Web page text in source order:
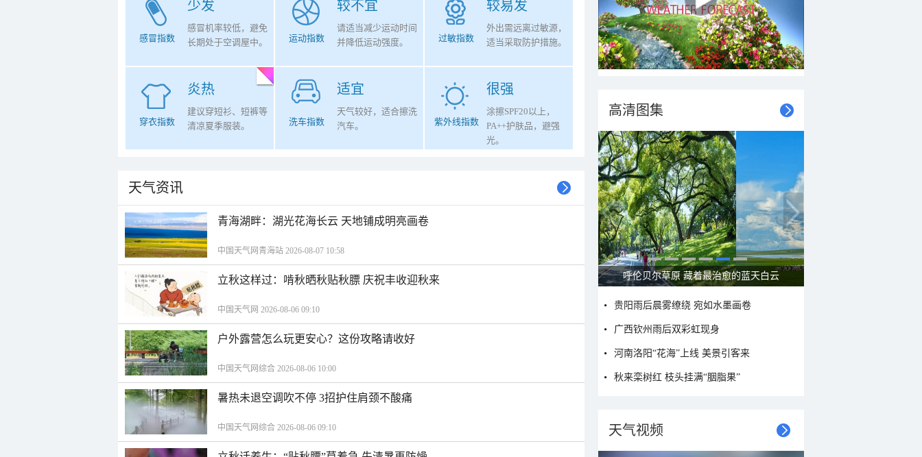
少发
感冒指数
感冒机率较低，避免
长期处于空调屋中。
较不宜
运动指数
请适当减少运动时间
并降低运动强度。
较易发
过敏指数
外出需远离过敏源，
适当采取防护措施。
炎热
穿衣指数
建议穿短衫、短裤等
清凉夏季服装。
适宜
洗车指数
天气较好，适合擦洗
汽车。
很强
紫外线指数
涂擦SPF20以上，
PA++护肤品，避强
光。
天气资讯
青海湖畔：湖光花海长云 天地铺成明亮画卷
中国天气网青海站 2026-08-07 10:58
立秋这样过：啃秋晒秋贴秋膘 庆祝丰收迎秋来
中国天气网 2026-08-06 09:10
户外露营怎么玩更安心？这份攻略请收好
中国天气网综合 2026-08-06 10:00
暑热未退空调吹不停 3招护住肩颈不酸痛
中国天气网综合 2026-08-06 09:10
高清图集
呼伦贝尔草原 藏着最治愈的蓝天白云
贵阳雨后晨雾缭绕 宛如水墨画卷
广西钦州雨后双彩虹现身
河南洛阳“花海”上线 美景引客来
秋来栾树红 枝头挂满“胭脂果”
天气视频